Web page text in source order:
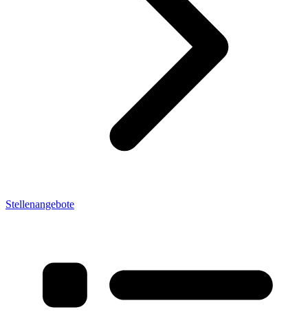
Stellenangebote